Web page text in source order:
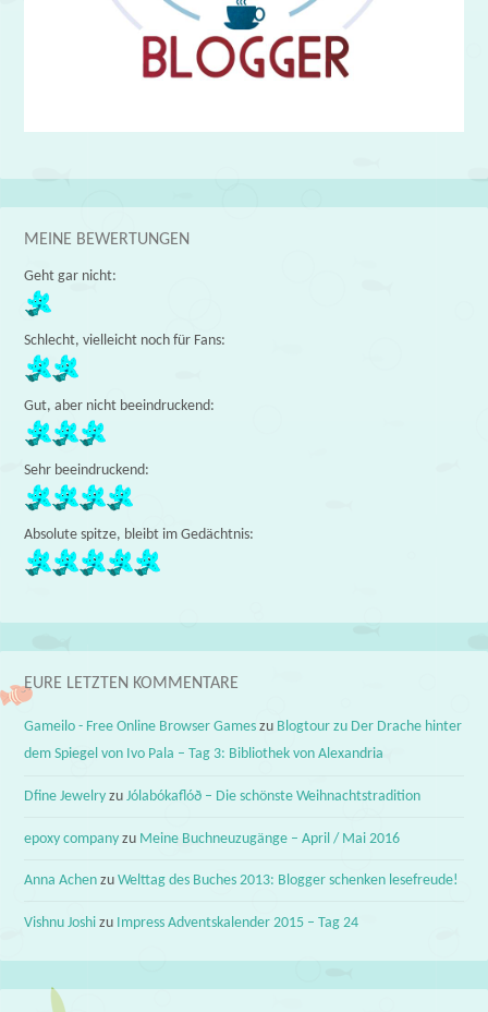
MEINE BEWERTUNGEN
Geht gar nicht:
Schlecht, vielleicht noch für Fans:
Gut, aber nicht beeindruckend:
Sehr beeindruckend:
Absolute spitze, bleibt im Gedächtnis:
EURE LETZTEN KOMMENTARE
Gameilo - Free Online Browser Games zu Blogtour zu Der Drache hinter
dem Spiegel von Ivo Pala – Tag 3: Bibliothek von Alexandria
Dfine Jewelry zuJólabókaflóð – Die schönste Weihnachtstradition
epoxy company zu Meine Buchneuzugänge – April / Mai 2016
Anna Achen zuWelttag des Buches 2013: Blogger schenken lesefreude!
Vishnu Joshi zu Impress Adventskalender 2015 – Tag 24